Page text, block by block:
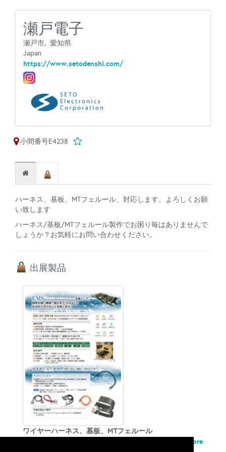
瀬戸電子
瀬戸市, 愛知県
Japan
https://www.setodenshi.com/
小間番号E4238
ハーネス、基板、MTフェルール、対応します。よろしくお願
い致します
ハーネス/基板/MTフェルール製作でお困り毎はありませんで
しょうか？お気軽にお問い合わせください。
出展製品
ワイヤーハーネス、基板、MTフェルール
More